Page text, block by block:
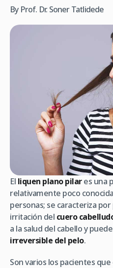
By Prof. Dr. Soner Tatlidede
El liquen plano pilares una
relativamente poco
personas; se caracteriza
irritación del cuero
a la salud del cabello y
irreversible del pelo.
Son varios los pacientes